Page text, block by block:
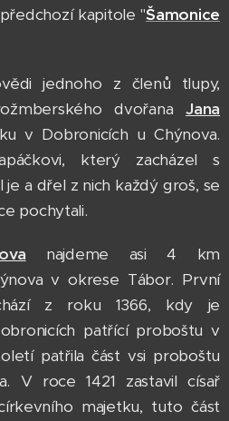
kapitole "Šamonice
jednoho z členů tlupy,
dvořanaJana
v Dobronicích u Chýnova.
který zacházel s
a dřel z nich každý groš, se
pochytali.
najdeme asi 4 km
v okrese Tábor. První
z roku 1366, kdy je
patřící proboštu v
patřila část vsi proboštu
V roce 1421 zastavil císař
majetku, tuto část